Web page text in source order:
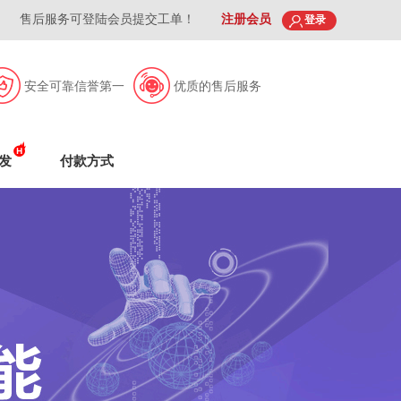
售后服务可登陆会员提交工单！ 注册会员 登录
安全可靠信誉第一 优质的售后服务
付款方式